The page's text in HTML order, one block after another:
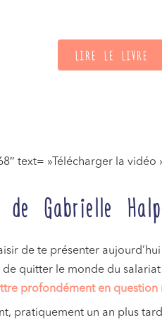
LIRE LE LIVRE
text= »Télécharger la vidéo
de Gabrielle
de te présenter
de quitter le monde du
profondément en
pratiquement un an plus